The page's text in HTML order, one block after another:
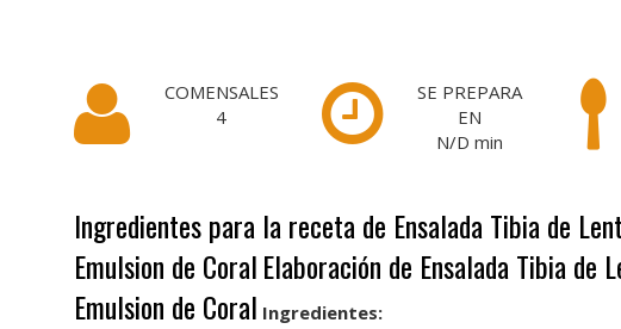
COMENSALES
4
SE PREPARA
EN
N/D min
Ingredientes para la receta de Ensalada Tibia de
Emulsion de CoralElaboración de Ensalada Tibia de
Emulsion de Coral Ingredientes: